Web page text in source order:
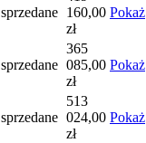
sprzedane 160,00
zł
Pokaż
sprzedane
365
085,00
zł
Pokaż
sprzedane
513
024,00
zł
Pokaż